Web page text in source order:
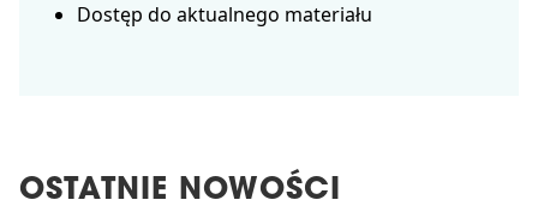
Dostęp do aktualnego materiału
OSTATNIE NOWOŚCI